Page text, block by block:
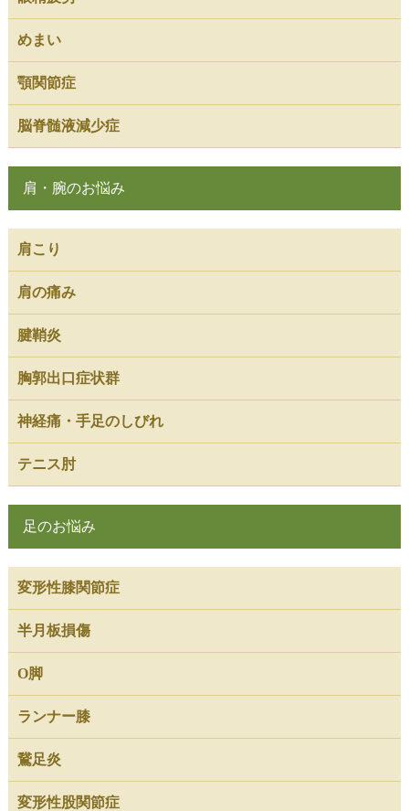
めまい
顎関節症
脳脊髄液減少症
肩・腕のお悩み
肩こり
肩の痛み
腱鞘炎
胸郭出口症状群
神経痛・手足のしびれ
テニス肘
足のお悩み
変形性膝関節症
半月板損傷
O脚
ランナー膝
鵞足炎
変形性股関節症